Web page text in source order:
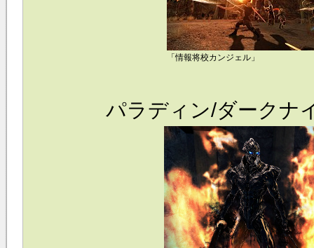
「情報将校カンジェル」
パラディン/ダークナ